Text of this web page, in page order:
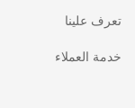
تعرف علينا
خدمة العملاء